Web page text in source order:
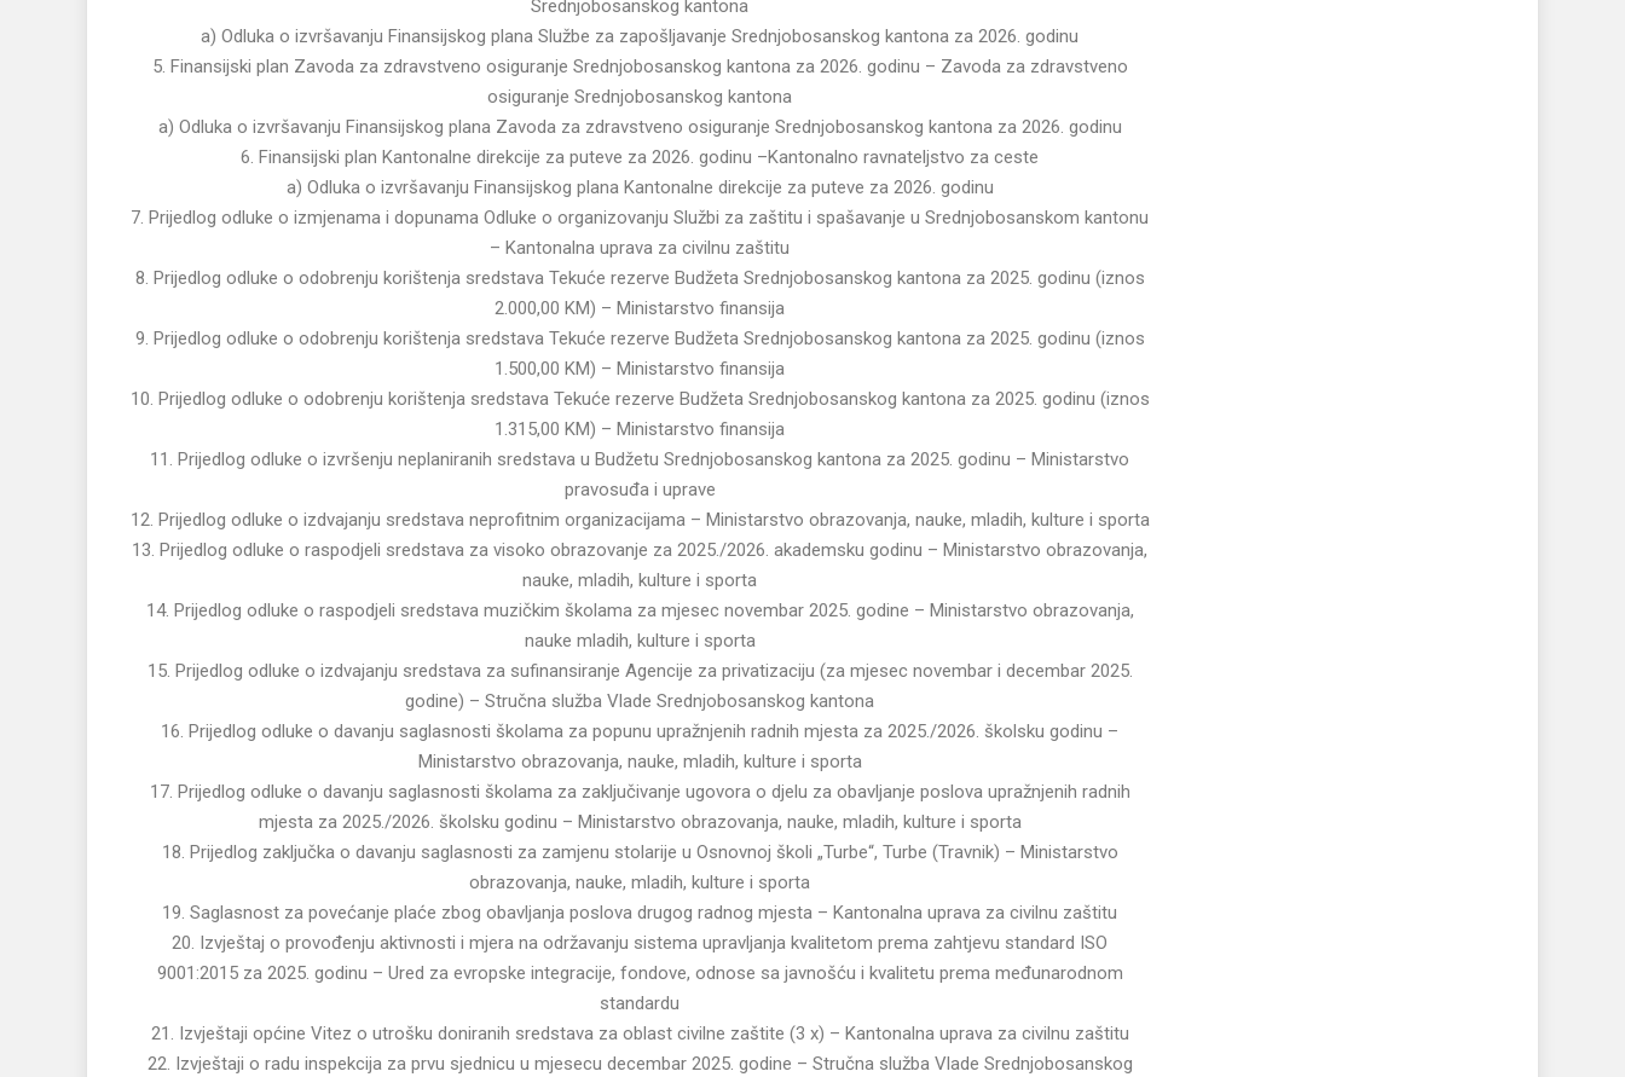
Srednjobosanskog kantona
a) Odluka o izvršavanju Finansijskog plana Službe za zapošljavanje Srednjobosanskog kantona za 2026. godinu
5. Finansijski plan Zavoda za zdravstveno osiguranje Srednjobosanskog kantona za 2026. godinu – Zavoda za zdravstveno
osiguranje Srednjobosanskog kantona
a) Odluka o izvršavanju Finansijskog plana Zavoda za zdravstveno osiguranje Srednjobosanskog kantona za 2026. godinu
6. Finansijski plan Kantonalne direkcije za puteve za 2026. godinu –Kantonalno ravnateljstvo za ceste
a) Odluka o izvršavanju Finansijskog plana Kantonalne direkcije za puteve za 2026. godinu
7. Prijedlog odluke o izmjenama i dopunama Odluke o organizovanju Službi za zaštitu i spašavanje u Srednjobosanskom kantonu
– Kantonalna uprava za civilnu zaštitu
8. Prijedlog odluke o odobrenju korištenja sredstava Tekuće rezerve Budžeta Srednjobosanskog kantona za 2025. godinu (iznos
2.000,00 KM) – Ministarstvo finansija
9. Prijedlog odluke o odobrenju korištenja sredstava Tekuće rezerve Budžeta Srednjobosanskog kantona za 2025. godinu (iznos
1.500,00 KM) – Ministarstvo finansija
10. Prijedlog odluke o odobrenju korištenja sredstava Tekuće rezerve Budžeta Srednjobosanskog kantona za 2025. godinu (iznos
1.315,00 KM) – Ministarstvo finansija
11. Prijedlog odluke o izvršenju neplaniranih sredstava u Budžetu Srednjobosanskog kantona za 2025. godinu – Ministarstvo
pravosuđa i uprave
12. Prijedlog odluke o izdvajanju sredstava neprofitnim organizacijama – Ministarstvo obrazovanja, nauke, mladih, kulture i sporta
13. Prijedlog odluke o raspodjeli sredstava za visoko obrazovanje za 2025./2026. akademsku godinu – Ministarstvo obrazovanja,
nauke, mladih, kulture i sporta
14. Prijedlog odluke o raspodjeli sredstava muzičkim školama za mjesec novembar 2025. godine – Ministarstvo obrazovanja,
nauke mladih, kulture i sporta
15. Prijedlog odluke o izdvajanju sredstava za sufinansiranje Agencije za privatizaciju (za mjesec novembar i decembar 2025.
godine) – Stručna služba Vlade Srednjobosanskog kantona
16. Prijedlog odluke o davanju saglasnosti školama za popunu upražnjenih radnih mjesta za 2025./2026. školsku godinu –
Ministarstvo obrazovanja, nauke, mladih, kulture i sporta
17. Prijedlog odluke o davanju saglasnosti školama za zaključivanje ugovora o djelu za obavljanje poslova upražnjenih radnih
mjesta za 2025./2026. školsku godinu – Ministarstvo obrazovanja, nauke, mladih, kulture i sporta
18. Prijedlog zaključka o davanju saglasnosti za zamjenu stolarije u Osnovnoj školi „Turbe“, Turbe (Travnik) – Ministarstvo
obrazovanja, nauke, mladih, kulture i sporta
19. Saglasnost za povećanje plaće zbog obavljanja poslova drugog radnog mjesta – Kantonalna uprava za civilnu zaštitu
20. Izvještaj o provođenju aktivnosti i mjera na održavanju sistema upravljanja kvalitetom prema zahtjevu standard ISO
9001:2015 za 2025. godinu – Ured za evropske integracije, fondove, odnose sa javnošću i kvalitetu prema međunarodnom
standardu
21. Izvještaji općine Vitez o utrošku doniranih sredstava za oblast civilne zaštite (3 x) – Kantonalna uprava za civilnu zaštitu
22. Izvještaji o radu inspekcija za prvu sjednicu u mjesecu decembar 2025. godine – Stručna služba Vlade Srednjobosanskog